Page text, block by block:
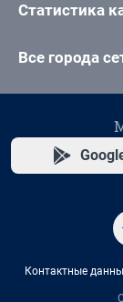
Статистика
Все города
Контактные